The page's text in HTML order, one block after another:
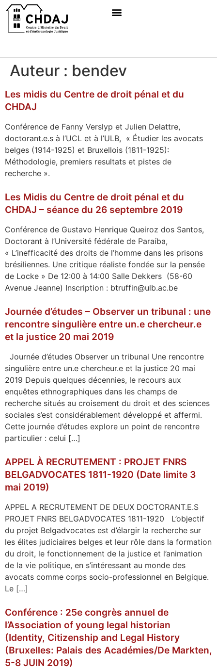
Auteur : bendev
Les midis du Centre de droit pénal et du
CHDAJ
Conférence de Fanny Verslyp et Julien Delattre,
doctorant.e.s à l’UCL et à l’ULB, « Étudier les avocats
belges (1914-1925) et Bruxellois (1811-1925):
Méthodologie, premiers resultats et pistes de
recherche ».
Les Midis du Centre de droit pénal et du
CHDAJ – séance du 26 septembre 2019
Conférence de Gustavo Henrique Queiroz dos Santos,
Doctorant à l’Université fédérale de Paraíba,
« L’inefficacité des droits de l’homme dans les prisons
brésiliennes. Une critique réaliste fondée sur la pensée
de Locke » De 12:00 à 14:00 Salle Dekkers (58-60
Avenue Jeanne) Inscription : btruffin@ulb.ac.be
Journée d’études – Observer un tribunal : une
rencontre singulière entre un.e chercheur.e
et la justice 20 mai 2019
Journée d’études Observer un tribunal Une rencontre
singulière entre un.e chercheur.e et la justice 20 mai
2019 Depuis quelques décennies, le recours aux
enquêtes ethnographiques dans les champs de
recherche situés au croisement du droit et des sciences
sociales s’est considérablement développé et affermi.
Cette journée d’études explore un point de rencontre
particulier : celui […]
APPEL À RECRUTEMENT : PROJET FNRS
BELGADVOCATES 1811-1920 (Date limite 3
mai 2019)
APPEL A RECRUTEMENT DE DEUX DOCTORANT.E.S
PROJET FNRS BELGADVOCATES 1811-1920 L’objectif
du projet Belgadvocates est d’élargir la recherche sur
les élites judiciaires belges et leur rôle dans la formation
du droit, le fonctionnement de la justice et l’animation
de la vie politique, en s’intéressant au monde des
avocats comme corps socio-professionnel en Belgique.
Le […]
Conférence : 25e congrès annuel de
l’Association of young legal historian
(Identity, Citizenship and Legal History
(Bruxelles: Palais des Académies/De Markten,
5-8 JUIN 2019)